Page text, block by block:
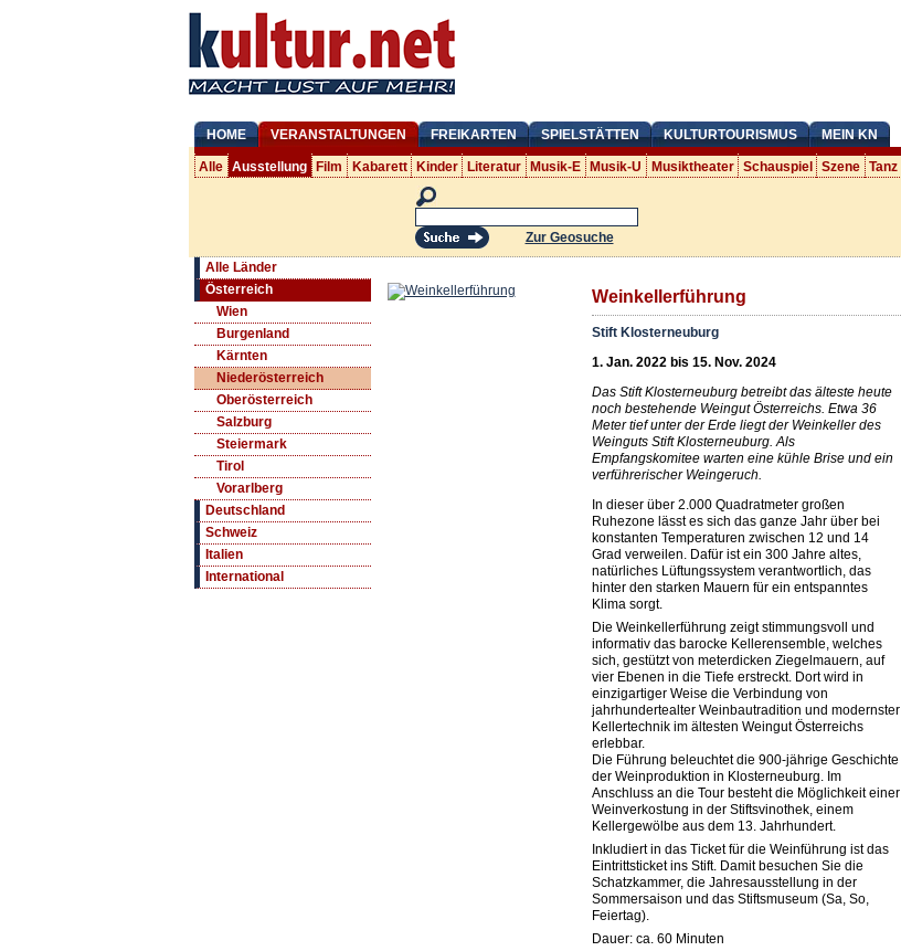
HOME VERANSTALTUNGEN FREIKARTEN SPIELSTÄTTEN KULTURTOURISMUS MEIN KN
Alle Ausstellung Film Kabarett Kinder Literatur Musik-E Musik-U Musiktheater Schauspiel Szene Tanz
Zur Geosuche
Alle Länder
Österreich
Wien
Burgenland
Kärnten
Niederösterreich
Oberösterreich
Salzburg
Steiermark
Tirol
Vorarlberg
Deutschland
Schweiz
Italien
International
Weinkellerführung
Stift Klosterneuburg
1. Jan. 2022 bis 15. Nov. 2024
Das Stift Klosterneuburg betreibt das älteste heute
noch bestehende Weingut Österreichs. Etwa 36
Meter tief unter der Erde liegt der Weinkeller des
Weinguts Stift Klosterneuburg. Als
Empfangskomitee warten eine kühle Brise und ein
verführerischer Weingeruch.
In dieser über 2.000 Quadratmeter großen
Ruhezone lässt es sich das ganze Jahr über bei
konstanten Temperaturen zwischen 12 und 14
Grad verweilen. Dafür ist ein 300 Jahre altes,
natürliches Lüftungssystem verantwortlich, das
hinter den starken Mauern für ein entspanntes
Klima sorgt.
Die Weinkellerführung zeigt stimmungsvoll und
informativ das barocke Kellerensemble, welches
sich, gestützt von meterdicken Ziegelmauern, auf
vier Ebenen in die Tiefe erstreckt. Dort wird in
einzigartiger Weise die Verbindung von
jahrhundertealter Weinbautradition und modernster
Kellertechnik im ältesten Weingut Österreichs
erlebbar.
Die Führung beleuchtet die 900-jährige Geschichte
der Weinproduktion in Klosterneuburg. Im
Anschluss an die Tour besteht die Möglichkeit einer
Weinverkostung in der Stiftsvinothek, einem
Kellergewölbe aus dem 13. Jahrhundert.
Inkludiert in das Ticket für die Weinführung ist das
Eintrittsticket ins Stift. Damit besuchen Sie die
Schatzkammer, die Jahresausstellung in der
Sommersaison und das Stiftsmuseum (Sa, So,
Feiertag).
Dauer: ca. 60 Minuten